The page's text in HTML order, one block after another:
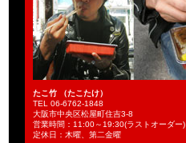
たこ竹 （たこたけ）
TEL 06-6762-1848
大阪市中央区松屋町住吉3-8
営業時間：11:00～19:30(ラストオーダー)
定休日：木曜、第二金曜